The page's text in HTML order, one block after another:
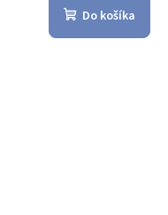
Do košíka